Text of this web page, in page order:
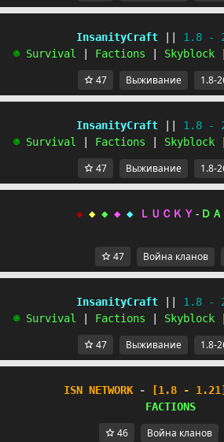
InsanityCraft
1.8 -
☻ Survival Factions Skyblock
47 Выживание 1.8-
InsanityCraft
1.8 -
☻ Survival Factions Skyblock
47 Выживание 1.8-
◆ ◆ ◆ ◆ ◆ ＬＵＣＫＹ - Ｄ
47 Война кланов
InsanityCraft
1.8 -
☻ Survival Factions Skyblock
47 Выживание 1.8-
ISN NETWORK -
[1.8 - 1.21]
FACTIONS
46 Война кланов